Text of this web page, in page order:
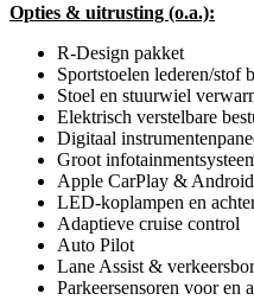
Opties & uitrusting (o.a.):
R-Design pakket
Sportstoelen lederen/stof
Stoel en stuurwiel
Elektrisch verstelbare
Digitaal
Groot
Apple CarPlay &
LED-koplampen en
Adaptieve cruise control
Auto Pilot
Lane Assist &
Parkeersensoren voor en